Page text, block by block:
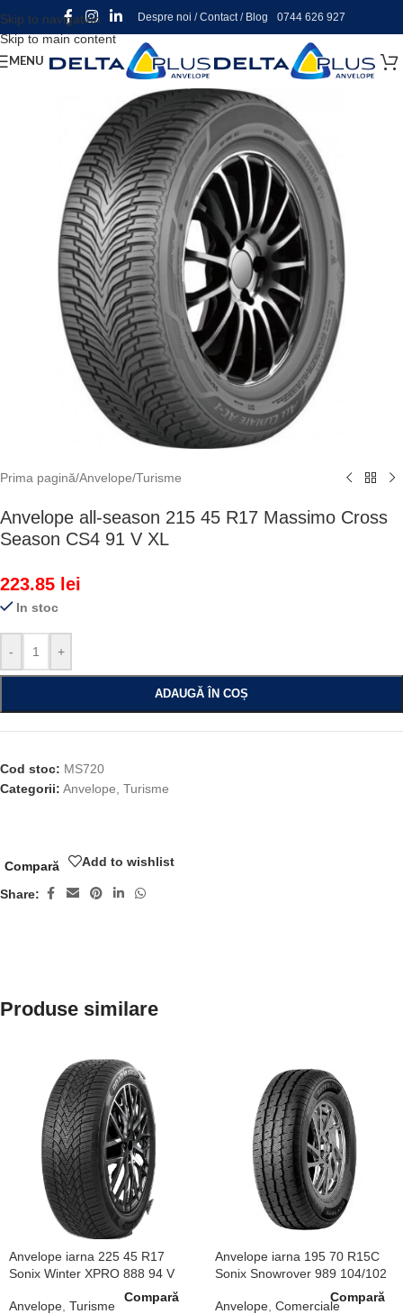
Skip to navigation
Skip to main content
Despre noi /Contact/ Blog 0744 626 927
MENU
Prima pagină/Anvelope/Turisme
Anvelope all-season 215 45 R17 Massimo Cross
Season CS4 91 V XL
223.85 lei
In stoc
- +
ADAUGĂ ÎN COȘ
Cod stoc: MS720
Categorii: Anvelope Turisme
Compară Add to wishlist
Share:
Produse similare
Anvelope iarna 225 45 R17
Sonix Winter XPRO 888 94 V
Anvelope Turisme
Compară
Anvelope iarna 195 70 R15C
Sonix Snowrover 989 104/102
Anvelope Comerciale
Compară